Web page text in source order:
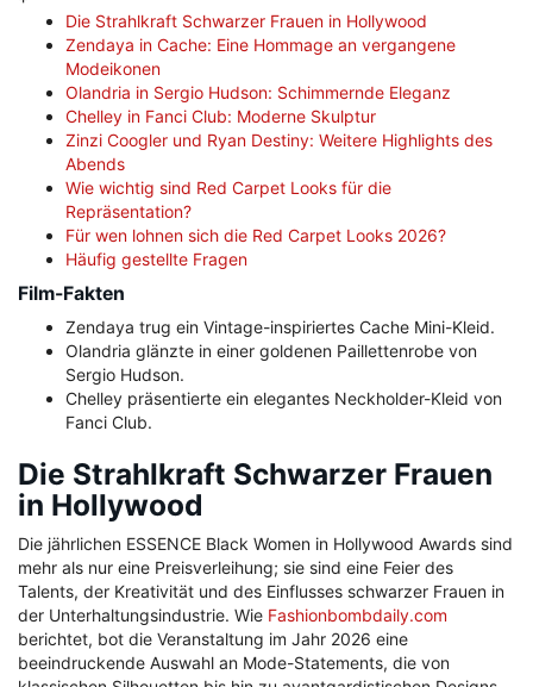
Die Strahlkraft Schwarzer Frauen in Hollywood
Zendaya in Cache: Eine Hommage an vergangene
Modeikonen
Olandria in Sergio Hudson: Schimmernde Eleganz
Chelley in Fanci Club: Moderne Skulptur
Zinzi Coogler und Ryan Destiny: Weitere Highlights des
Abends
Wie wichtig sind Red Carpet Looks für die
Repräsentation?
Für wen lohnen sich die Red Carpet Looks 2026?
Häufig gestellte Fragen
Film-Fakten
Zendaya trug ein Vintage-inspiriertes Cache Mini-Kleid.
Olandria glänzte in einer goldenen Paillettenrobe von
Sergio Hudson.
Chelley präsentierte ein elegantes Neckholder-Kleid von
Fanci Club.
Die Strahlkraft Schwarzer Frauen
in Hollywood
Die jährlichen ESSENCE Black Women in Hollywood Awards sind
mehr als nur eine Preisverleihung; sie sind eine Feier des
Talents, der Kreativität und des Einflusses schwarzer Frauen in
der Unterhaltungsindustrie. Wie Fashionbombdaily.com
berichtet, bot die Veranstaltung im Jahr 2026 eine
beeindruckende Auswahl an Mode-Statements, die von